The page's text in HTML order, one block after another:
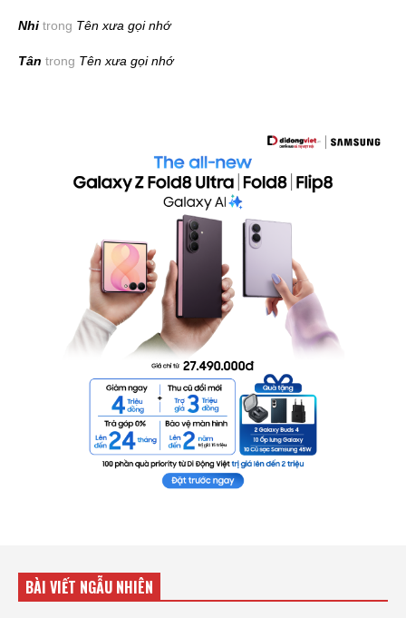
Nhi trong Tên xưa gọi nhớ
Tân trong Tên xưa gọi nhớ
BÀI VIẾT NGẪU NHIÊN